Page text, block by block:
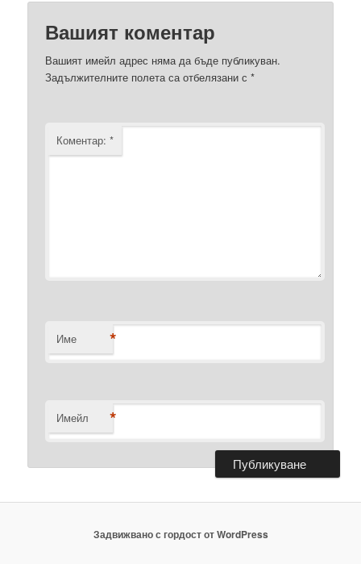
Вашият коментар
Вашият имейл адрес няма да бъде публикуван.
Задължителните полета са отбелязани с*
Коментар:*
Име *
Имейл *
Задвижвано с гордост от WordPress